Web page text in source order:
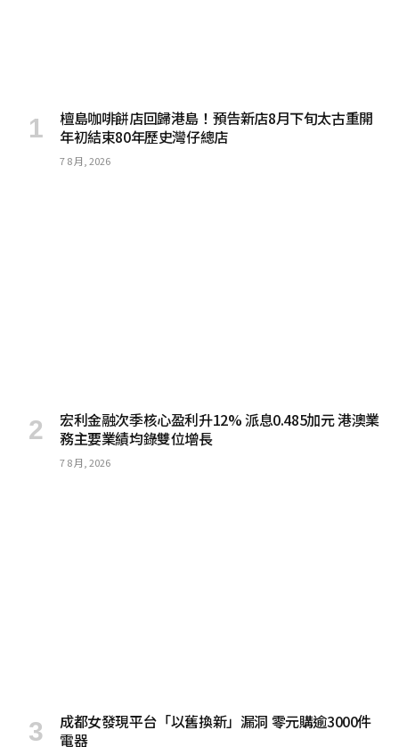
檀島咖啡餅店回歸港島！預告新店8月下旬太古重開
年初結束80年歷史灣仔總店
7 8 月, 2026
宏利金融次季核心盈利升12% 派息0.485加元 港澳業
務主要業績均錄雙位增長
7 8 月, 2026
成都女發現平台「以舊換新」漏洞 零元購逾3000件
電器